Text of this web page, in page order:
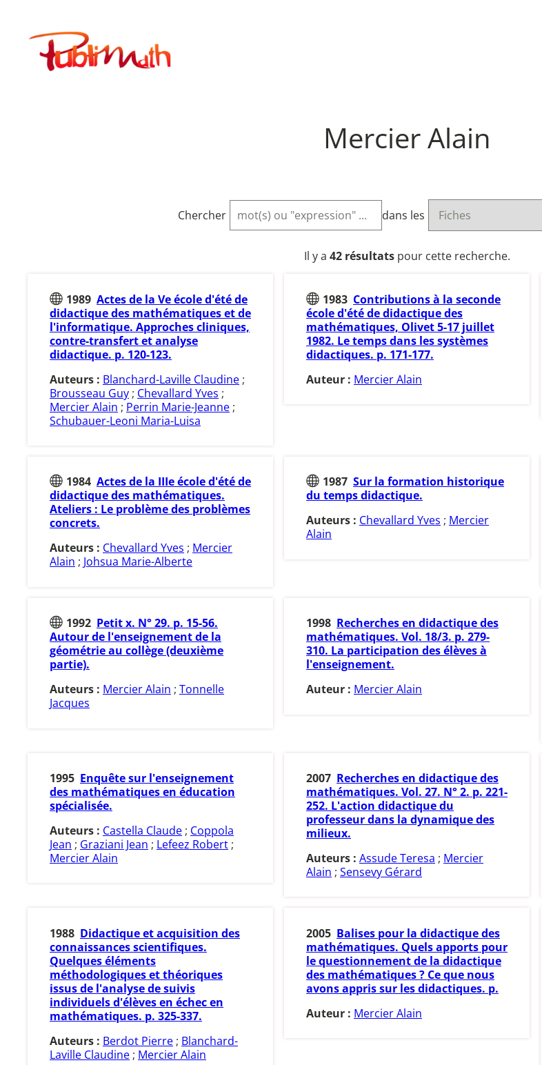
contenuPublimath
Mercier Alain
Chercher dans les
Il y a 42 résultatspour cette recherche.
1989 Actes de la Ve école d'été de
didactique des mathématiques et de
l'informatique. Approches cliniques,
contre-transfert et analyse
didactique. p. 120-123.
Auteurs : Blanchard-Laville Claudine ;
Brousseau Guy ; Chevallard Yves ;
Mercier Alain ; Perrin Marie-Jeanne ;
Schubauer-Leoni Maria-Luisa
1983 Contributions à la seconde
école d'été de didactique des
mathématiques, Olivet 5-17 juillet
1982. Le temps dans les systèmes
didactiques. p. 171-177.
Auteur : Mercier Alain
1984 Actes de la IIIe école d'été de
didactique des mathématiques.
Ateliers : Le problème des problèmes
concrets.
Auteurs : Chevallard Yves ; Mercier
Alain ; Johsua Marie-Alberte
1987 Sur la formation historique
du temps didactique.
Auteurs : Chevallard Yves ; Mercier
Alain
1992 Petit x. N° 29. p. 15-56.
Autour de l'enseignement de la
géométrie au collège (deuxième
partie).
Auteurs : Mercier Alain ; Tonnelle
Jacques
1998 Recherches en didactique des
mathématiques. Vol. 18/3. p. 279-
310. La participation des élèves à
l'enseignement.
Auteur : Mercier Alain
1995 Enquête sur l'enseignement
des mathématiques en éducation
spécialisée.
Auteurs : Castella Claude ; Coppola
Jean ; Graziani Jean ; Lefeez Robert ;
Mercier Alain
2007 Recherches en didactique des
mathématiques. Vol. 27. N° 2. p. 221-
252. L'action didactique du
professeur dans la dynamique des
milieux.
Auteurs : Assude Teresa ; Mercier
Alain ; Sensevy Gérard
1988 Didactique et acquisition des
connaissances scientifiques.
Quelques éléments
méthodologiques et théoriques
issus de l'analyse de suivis
individuels d'élèves en échec en
mathématiques. p. 325-337.
Auteurs : Berdot Pierre ; Blanchard-
Laville Claudine ; Mercier Alain
2005 Balises pour la didactique des
mathématiques. Quels apports pour
le questionnement de la didactique
des mathématiques ? Ce que nous
avons appris sur les didactiques. p.
Auteur : Mercier Alain